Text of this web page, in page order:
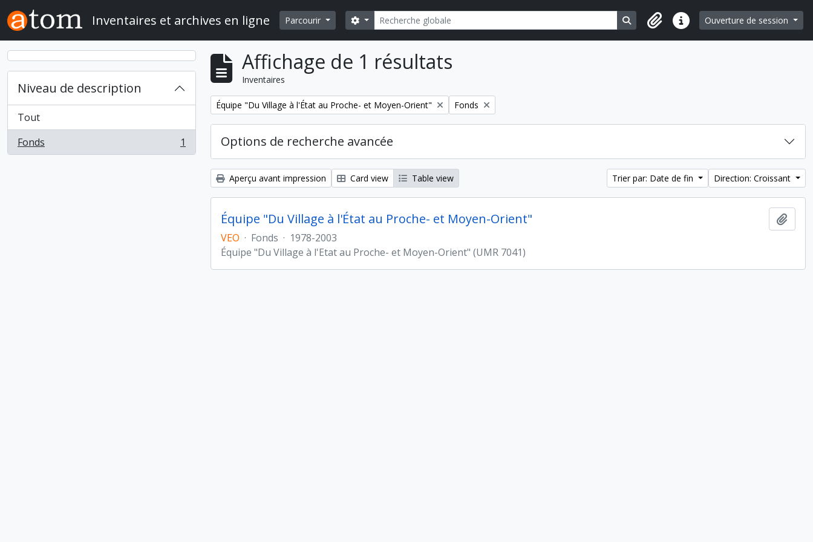
Skip to main content
Inventaires et archives en ligne Parcourir Rechercher
Search options Search in browse page
Liens rapidesOuverture de session
Niveau de description
Tout
Fonds
, 1 résultats 1
Affichage de 1 résultats
Inventaires
Remove filter:
Équipe "Du Village à l'État au Proche- et Moyen-Orient" Remove filter:
Fonds
Options de recherche avancée
Aperçu avant impression Card view Table view Trier par: Date de fin Direction: Croissant
Équipe "Du Village à l'État au Proche- et Moyen-Orient"
VEO · Fonds · 1978-2003
Équipe "Du Village à l'Etat au Proche- et Moyen-Orient" (UMR 7041)